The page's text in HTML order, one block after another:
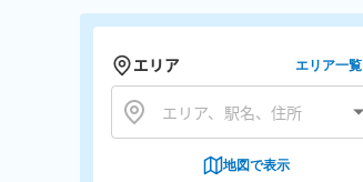
エリア
エリア一覧
地図で表示